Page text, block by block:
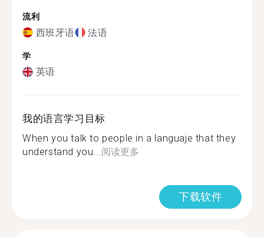
流利
西班牙语 法语
学
英语
我的语言学习目标
When you talk to people in a languaje that they
understand you...阅读更多
下载软件